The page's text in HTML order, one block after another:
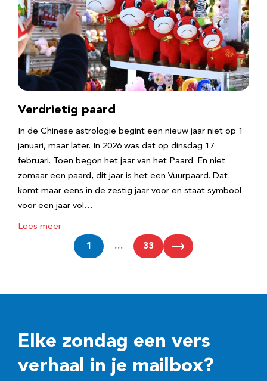
Verdrietig paard
In de Chinese astrologie begint een nieuw jaar niet op 1
januari, maar later. In 2026 was dat op dinsdag 17
februari. Toen begon het jaar van het Paard. En niet
zomaar een paard, dit jaar is het een Vuurpaard. Dat
komt maar eens in de zestig jaar voor en staat symbool
voor een jaar vol…
Lees meer
1 … 33
Elke zondag een vers
verhaal in je mailbox?